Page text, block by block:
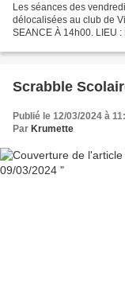
Les séances des
délocalisées au club de
SEANCE À 14h00. LIEU
Scrabble
Publié le 12/03/2024 à
Par Krumette